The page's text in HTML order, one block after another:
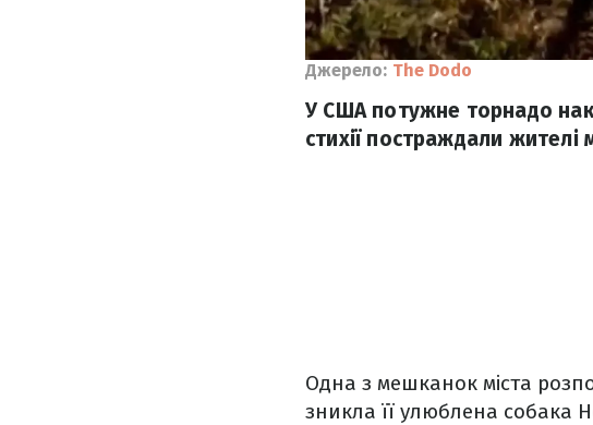
Джерело: The Dodo
У США потужне торнадо
стихії постраждали жителі
Одна з мешканок міста
зникла її улюблена собака